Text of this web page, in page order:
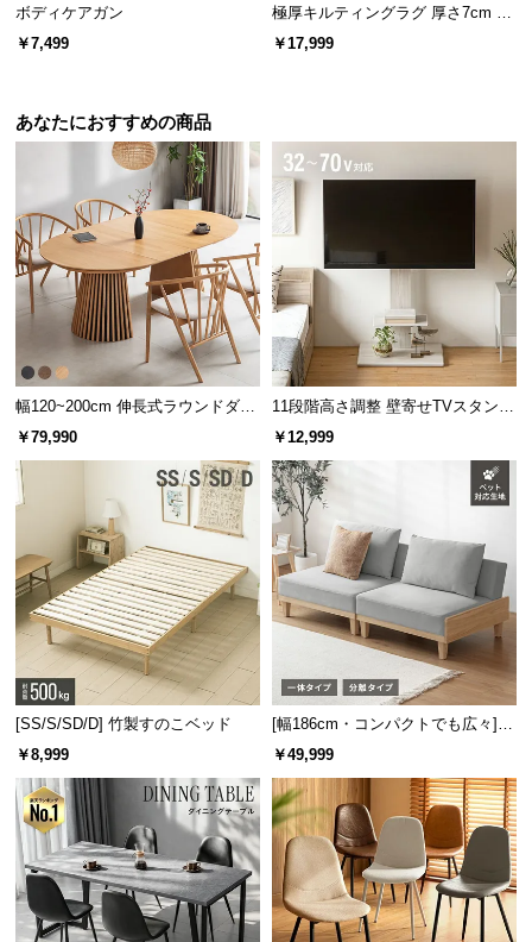
ボディケアガン
￥7,499
極厚キルティングラグ 厚さ7cm 24
0×185cm
￥17,999
あなたにおすすめの商品
幅120~200cm 伸長式ラウンドダイ
ニングテーブル 6人掛け 天然木突
板 美しい格子デザイン
￥79,990
11段階高さ調整 壁寄せTVスタンド
キャスター付き 上下左右角度調節
￥12,999
[SS/S/SD/D] 竹製すのこベッド
￥8,999
[幅186cm・コンパクトでも広々] 3
人掛けソファベッド リクライニン
￥49,999